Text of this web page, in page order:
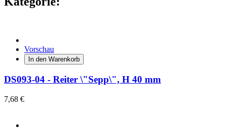
Vorschau
In den Warenkorb
DS093-04 - Reiter \"Sepp\", H 40 mm
7,68 €